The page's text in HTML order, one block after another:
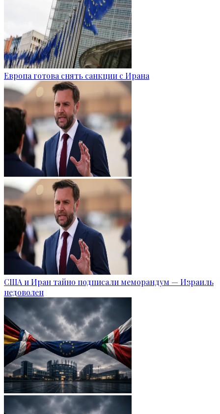
Европа готова снять санкции с Ирана
США и Иран тайно подписали меморандум — Израиль
недоволен